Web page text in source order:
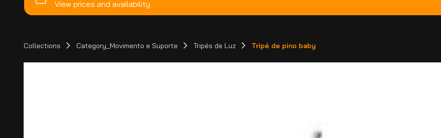
Collections Category_Movimento e Suporte Tripés de Luz Tripé de pino baby